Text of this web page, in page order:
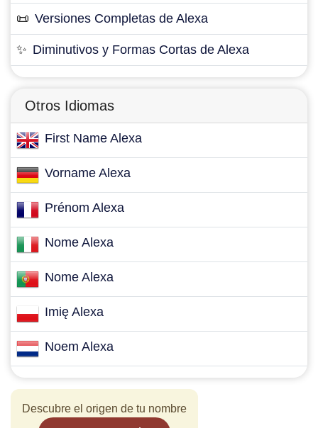
📜 Versiones Completas de Alexa
✨ Diminutivos y Formas Cortas de Alexa
Otros Idiomas
First Name Alexa
Vorname Alexa
Prénom Alexa
Nome Alexa
Nome Alexa
Imię Alexa
Noem Alexa
Descubre el origen de tu nombre